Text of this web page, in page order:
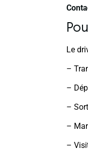
Le
–
–
–
–
–